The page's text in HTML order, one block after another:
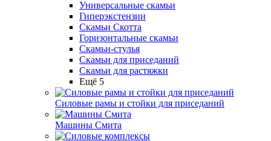
Универсальные скамьи
Гиперэкстензии
Скамьи Скотта
Горизонтальные скамьи
Скамьи-стулья
Скамьи для приседаний
Скамьи для растяжки
Ещё 5
Силовые рамы и стойки для приседаний
Машины Смита